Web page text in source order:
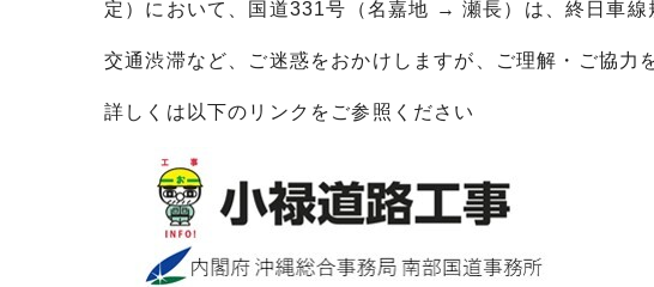
定）において、国道331号（名嘉地 → 瀬長）は、終日車線
交通渋滞など、ご迷惑をおかけしますが、ご理解・ご協力
詳しくは以下のリンクをご参照ください